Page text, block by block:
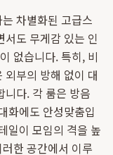
차별화된 고급스
도 무게감 있는 인
없습니다. 특히, 비
부의 방해 없이 대
니다. 각 룸은 방음
화에도 안성맞춤입
일이 모임의 격을 높
한 공간에서 이루